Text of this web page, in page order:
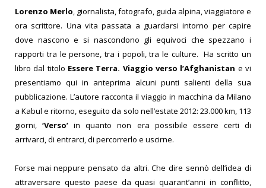
Lorenzo Merlo, giornalista, fotografo, guida alpina, viaggiatore e
ora scrittore. Una vita passata a guardarsi intorno per capire
dove nascono e si nascondono gli equivoci che spezzano i
rapporti tra le persone, tra i popoli, tra le culture. Ha scritto un
libro dal titolo Essere Terra. Viaggio verso l’Afghanistan e vi
presentiamo qui in anteprima alcuni punti salienti della sua
pubblicazione. L’autore racconta il viaggio in macchina da Milano
a Kabul e ritorno, eseguito da solo nell’estate 2012: 23.000 km, 113
giorni,‘Verso’ in quanto non era possibile essere certi di
arrivarci, di entrarci, di percorrerlo e uscirne.
Forse mai neppure pensato da altri. Che dire sennò dell’idea di
attraversare questo paese da quasi quarant’anni in conflitto,